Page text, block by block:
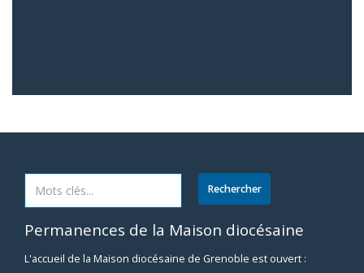
Permanences de la Maison diocésaine
L'accueil de la Maison diocésaine de Grenoble est ouvert :